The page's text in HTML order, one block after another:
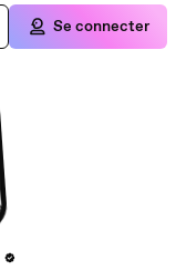
Se connecter